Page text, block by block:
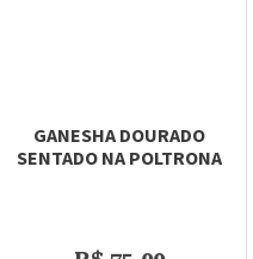
GANESHA DOURADO
SENTADO NA POLTRONA